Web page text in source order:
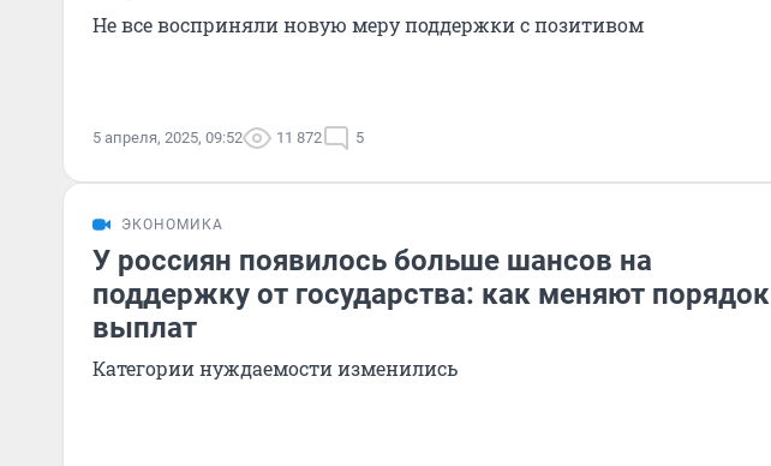
Не все восприняли новую меру поддержки с позитивом
5 апреля, 2025, 09:52 11 872 5
ЭКОНОМИКА
У россиян появилось больше шансов на
поддержку от государства: как меняют порядок
выплат
Категории нуждаемости изменились